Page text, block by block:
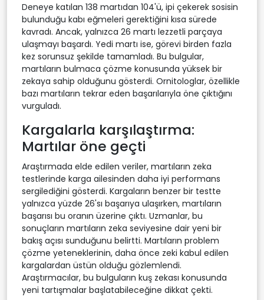
Deneye katılan 138 martıdan 104'ü, ipi çekerek sosisin
bulunduğu kabı eğmeleri gerektiğini kısa sürede
kavradı. Ancak, yalnızca 26 martı lezzetli parçaya
ulaşmayı başardı. Yedi martı ise, görevi birden fazla
kez sorunsuz şekilde tamamladı. Bu bulgular,
martıların bulmaca çözme konusunda yüksek bir
zekaya sahip olduğunu gösterdi. Ornitologlar, özellikle
bazı martıların tekrar eden başarılarıyla öne çıktığını
vurguladı.
Kargalarla karşılaştırma:
Martılar öne geçti
Araştırmada elde edilen veriler, martıların zeka
testlerinde karga ailesinden daha iyi performans
sergilediğini gösterdi. Kargaların benzer bir testte
yalnızca yüzde 26'sı başarıya ulaşırken, martıların
başarısı bu oranın üzerine çıktı. Uzmanlar, bu
sonuçların martıların zeka seviyesine dair yeni bir
bakış açısı sunduğunu belirtti. Martıların problem
çözme yeteneklerinin, daha önce zeki kabul edilen
kargalardan üstün olduğu gözlemlendi.
Araştırmacılar, bu bulguların kuş zekası konusunda
yeni tartışmalar başlatabileceğine dikkat çekti.